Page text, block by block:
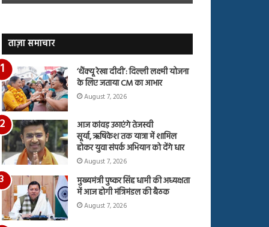
जारी,
बहस
का
ताज़ा समाचार
‘थैंक्यू रेखा दीदी’: दिल्ली लक्ष्मी योजना
के लिए जताया CM का आभार
August 7, 2026
आज कांवड़ उठाएंगे तेजस्वी
सूर्या, ऋषिकेश तक यात्रा में शामिल
होकर युवा संपर्क अभियान को देंगे धार
August 7, 2026
मुख्यमंत्री पुष्कर सिंह धामी की अध्यक्षता
में आज होगी मंत्रिमंडल की बैठक
August 7, 2026